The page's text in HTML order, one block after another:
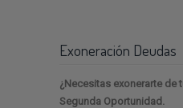
Exoneración Deudas
¿Necesitas exonerarte de
Segunda Oportunidad.